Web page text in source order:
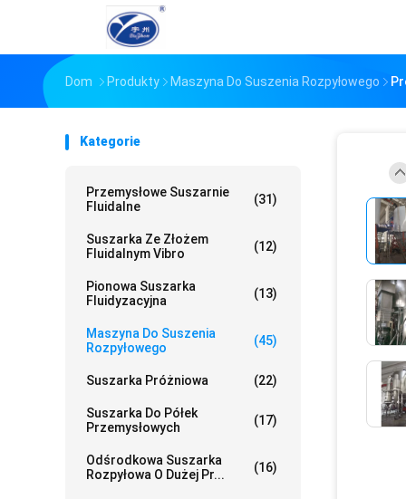
Dom Produkty Maszyna Do Suszenia Rozpyłowego
Kategorie
Przemysłowe Suszarnie
Fluidalne
(31)
Suszarka Ze Złożem
Fluidalnym Vibro
(12)
Pionowa Suszarka
Fluidyzacyjna
(13)
Maszyna Do Suszenia
Rozpyłowego
(45)
Suszarka Próżniowa (22)
Suszarka Do Półek
Przemysłowych
(17)
Odśrodkowa Suszarka
Rozpyłowa O Dużej Pr...
(16)